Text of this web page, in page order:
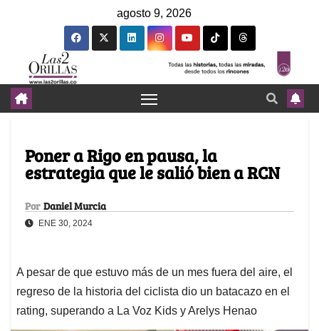
agosto 9, 2026
Poner a Rigo en pausa, la
estrategia que le salió bien a RCN
Por Daniel Murcia
ENE 30, 2024
A pesar de que estuvo más de un mes fuera del aire, el
regreso de la historia del ciclista dio un batacazo en el
rating, superando a La Voz Kids y Arelys Henao